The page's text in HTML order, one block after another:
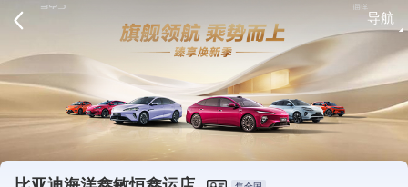
导航
请登录